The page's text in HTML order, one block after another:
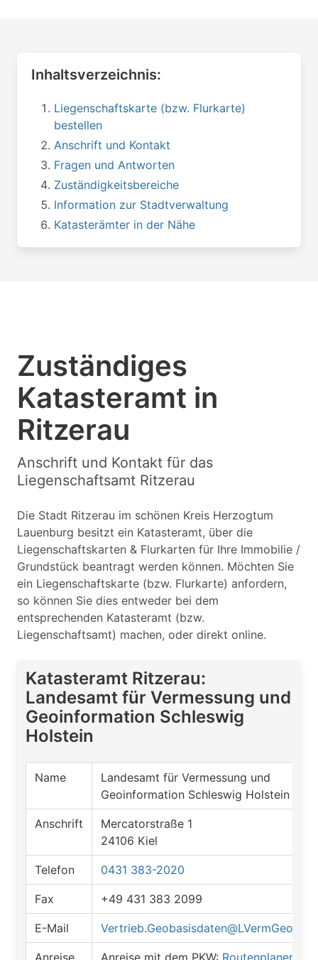
Inhaltsverzeichnis:
Liegenschaftskarte (bzw. Flurkarte)
bestellen
Anschrift und Kontakt
Fragen und Antworten
Zuständigkeitsbereiche
Information zur Stadtverwaltung
Katasterämter in der Nähe
Zuständiges
Katasteramt in
Ritzerau
Anschrift und Kontakt für das
Liegenschaftsamt Ritzerau
Die Stadt Ritzerau im schönen Kreis Herzogtum
Lauenburg besitzt ein Katasteramt, über die
Liegenschaftskarten & Flurkarten für Ihre Immobilie /
Grundstück beantragt werden können. Möchten Sie
ein Liegenschaftskarte (bzw. Flurkarte) anfordern,
so können Sie dies entweder bei dem
entsprechenden Katasteramt (bzw.
Liegenschaftsamt) machen, oder direkt online.
Katasteramt Ritzerau:
Landesamt für Vermessung und
Geoinformation Schleswig
Holstein
Name
Landesamt für Vermessung und
Geoinformation Schleswig Holstein
Anschrift
Mercatorstraße 1
24106 Kiel
Telefon 0431 383-2020
Fax +49 431 383 2099
E-Mail
Anreise Anreise mit dem PKW: Routenplaner